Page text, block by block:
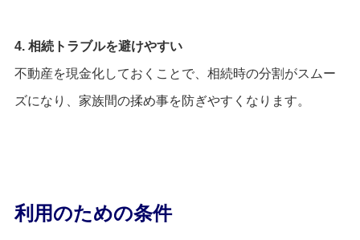
4. 相続トラブルを避けやすい
不動産を現金化しておくことで、相続時の分割がスムー
ズになり、家族間の揉め事を防ぎやすくなります。
利用のための条件